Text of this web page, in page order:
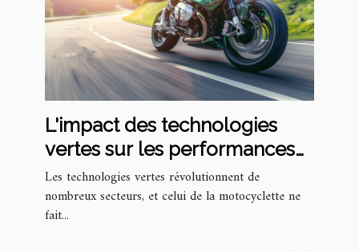
L'impact des technologies
vertes sur les performances
des motos modernes
Les technologies vertes révolutionnent de
nombreux secteurs, et celui de la motocyclette ne
fait...